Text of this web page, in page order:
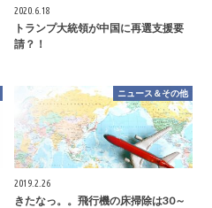
2020.6.18
トランプ大統領が中国に再選支援要
請？！
ニュース＆その他
2019.2.26
きたなっ。。飛行機の床掃除は30～